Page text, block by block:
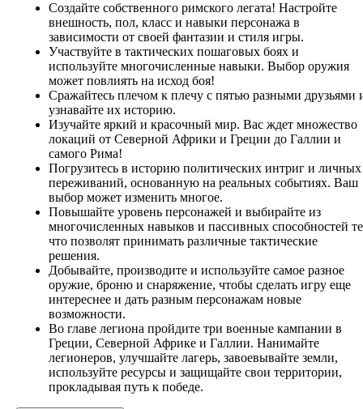
Создайте собственного римского легата! Настройте
внешность, пол, класс и навыки персонажа в
зависимости от своей фантазии и стиля игры.
Участвуйте в тактических пошаговых боях и
используйте многочисленные навыки. Выбор оружия
может повлиять на исход боя!
Сражайтесь плечом к плечу с пятью разными друзьями
узнавайте их историю.
Изучайте яркий и красочный мир. Вас ждет множество
локаций от Северной Африки и Греции до Галлии и
самого Рима!
Погрузитесь в историю политических интриг и личных
переживаний, основанную на реальных событиях. Ваш
выбор может изменить многое.
Повышайте уровень персонажей и выбирайте из
многочисленных навыков и пассивных способностей
что позволят принимать различные тактические
решения.
Добывайте, производите и используйте самое разное
оружие, броню и снаряжение, чтобы сделать игру еще
интереснее и дать разным персонажам новые
возможности.
Во главе легиона пройдите три военные кампании в
Греции, Северной Африке и Галлии. Нанимайте
легионеров, улучшайте лагерь, завоевывайте земли,
используйте ресурсы и защищайте свои территории,
прокладывая путь к победе.